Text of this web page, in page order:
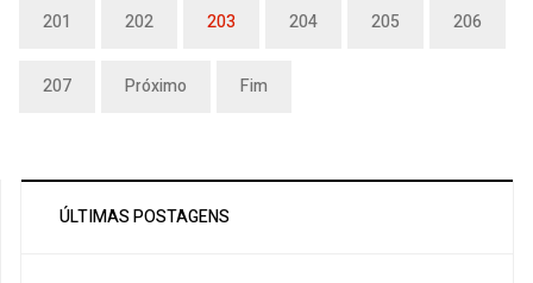
201 202 203 204 205 206
207 Próximo Fim
ÚLTIMAS POSTAGENS